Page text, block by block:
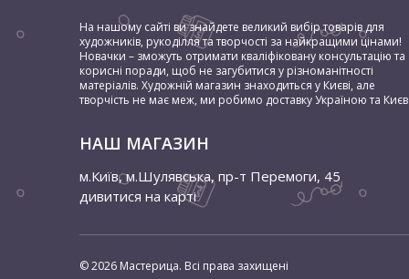
Наявність декоративних елементів (блиску та
По товщині листи зазвичай бувають приблизно
На нашому сайті ви знайдете великий вибір товарів для
художників, рукоділля та творчості за найкращими цінами!
Новачки – зможуть отримати кваліфіковану консультацію та
корисні поради, щоб не загубитися у різноманітності
матеріалів. Художній магазин знаходиться у Києві, але
творчість не має меж, ми робимо доставку Україною та
НАШ МАГАЗИН
м.Київ, м.Шулявська, пр-т Перемоги, 45
дивитися на карті
© 2026 Мастерица. Всі права захищені